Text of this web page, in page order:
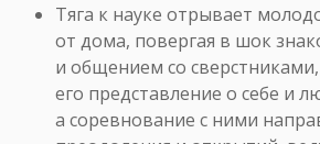
Тяга к науке отрывает
от дома, повергая в шок
и общением со
его представление о себе и
а соревнование с ними